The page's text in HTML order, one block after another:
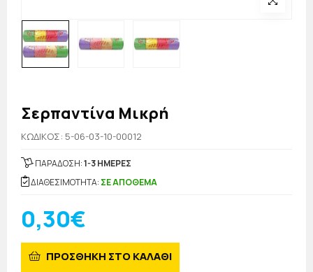
Σερπαντίνα Μικρή
KΩΔΙΚΟΣ: 5-06-03-10-00012
ΠΑΡΑΔΟΣΗ:1-3 ΗΜΕΡΕΣ
ΔΙΑΘΕΣΙΜΟΤΗΤΑ: ΣΕ ΑΠΟΘΕΜΑ
0,30€
ΠΡΟΣΘΗΚΗ ΣΤΟ ΚΑΛΑΘΙ